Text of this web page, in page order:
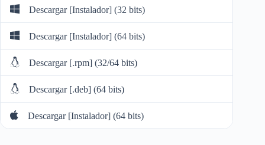
Descargar [Instalador] (32 bits)
Descargar [Instalador] (64 bits)
Descargar [.rpm] (32/64 bits)
Descargar [.deb] (64 bits)
Descargar [Instalador] (64 bits)